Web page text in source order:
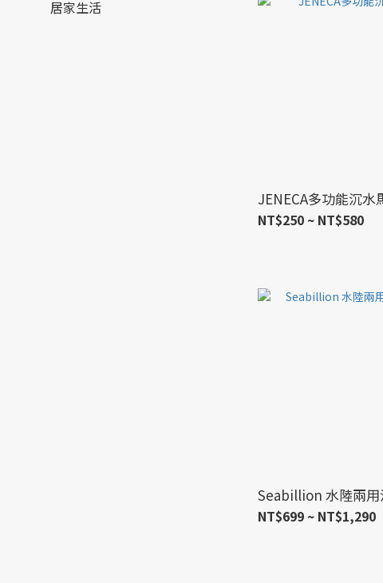
居家生活
JENECA多功能沉水
NT$250 ~ NT$580
Seabillion 水陸兩用
NT$699 ~ NT$1,290